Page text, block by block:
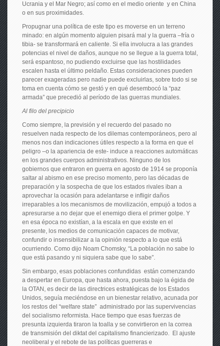
Ucrania y el Mar Negro; así como en el medio oriente y en China
o en sus proximidades.
Propugnar una política de este tipo es moverse en un terreno
minado: en algún momento alguien pisará mal y la guerra –fría o
tibia- se transformará en caliente. Si ella involucra a las grandes
potencias el nivel de daños, aunque no se llegue a la guerra total,
será espantoso, no pudiendo excluirse que las hostilidades
escalen hasta el último peldaño. Estas consideraciones pueden
parecer exageradas pero nadie puede excluirlas, sobre todo si se
toma en cuenta cómo se gestó y en qué desembocó la “paz
armada” que precedió al período de las guerras mundiales.
Al filo del precipicio
Como siempre, la previsión y el recuerdo del pasado no
resuelven nada respecto de los dilemas contemporáneos, pero al
menos nos dan indicaciones útiles respecto a la forma en que el
peligro –o la apariencia de este- induce a reacciones automáticas
en los grandes cuerpos administrativos. Ninguno de los
gobiernos que entraron en guerra en agosto de 1914 se proponía
saltar al abismo en ese preciso momento, pero las décadas de
preparación y la sospecha de que los estados rivales iban a
aprovechar la ocasión para adelantarse e infligir daños
irreparables a los mecanismos de movilización, empujó a todos a
apresurarse a no dejar que el enemigo diera el primer golpe. Y
en esa época no existían, a la escala en que existe en el
presente, los medios de comunicación capaces de motivar,
confundir o insensibilizar a la opinión respecto a lo que está
ocurriendo. Como dijo Noam Chomsky, “La población no sabe lo
que está pasando y ni siquiera sabe que lo sabe”.
Sin embargo, esas poblaciones confundidas están comenzando
a despertar en Europa, que hasta ahora, puesta bajo la égida de
la OTAN, es decir de las directrices estratégicas de los Estados
Unidos, seguía meciéndose en un bienestar relativo, acunada por
los restos del “welfare state” administrado por las supervivencias
del socialismo reformista. Hace tiempo que esas fuerzas de
presunta izquierda tiraron la toalla y se convirtieron en la correa
de transmisión del diktat del capitalismo financierizado. El ajuste
neoliberal y el rebote de las políticas guerreras e